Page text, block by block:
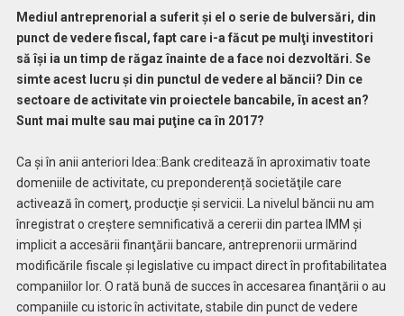
Mediul antreprenorial a suferit şi el o serie de bulversări, din
punct de vedere fiscal, fapt care i-a făcut pe mulţi investitori
să îşi ia un timp de răgaz înainte de a face noi dezvoltări. Se
simte acest lucru şi din punctul de vedere al băncii? Din ce
sectoare de activitate vin proiectele bancabile, în acest an?
Sunt mai multe sau mai puţine ca în 2017?
Ca şi în anii anteriori Idea::Bank creditează în aproximativ toate
domeniile de activitate, cu preponderență societăţile care
activează în comerţ, producţie şi servicii. La nivelul băncii nu am
înregistrat o creştere semnificativă a cererii din partea IMM şi
implicit a accesării finanţării bancare, antreprenorii urmărind
modificările fiscale şi legislative cu impact direct în profitabilitatea
companiilor lor. O rată bună de succes în accesarea finanţării o au
companiile cu istoric în activitate, stabile din punct de vedere